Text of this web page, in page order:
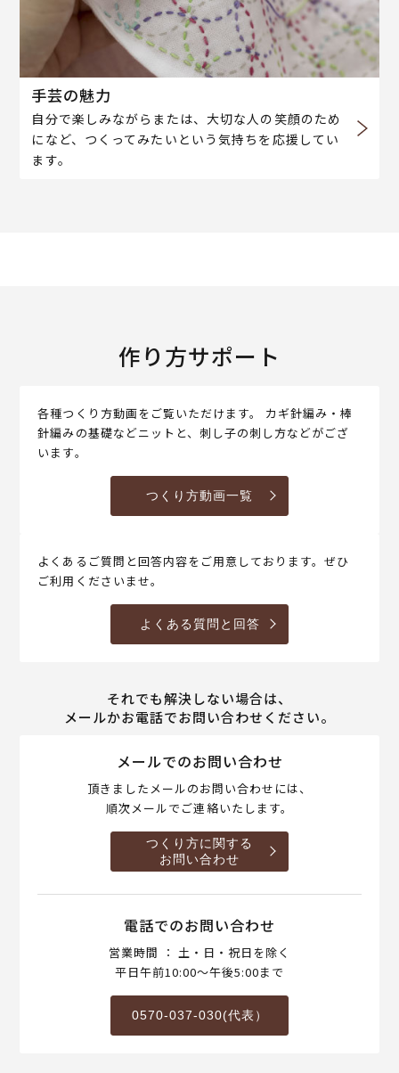
手芸の魅力
自分で楽しみながらまたは、大切な人の笑顔のため
になど、つくってみたいという気持ちを応援してい
ます。
作り方サポート
各種つくり方動画をご覧いただけます。 カギ針編み・棒
針編みの基礎などニットと、刺し子の刺し方などがござ
います。
つくり方動画一覧
よくあるご質問と回答内容をご用意しております。ぜひ
ご利用くださいませ。
よくある質問と回答
それでも解決しない場合は、
メールかお電話でお問い合わせください。
メールでのお問い合わせ
頂きましたメールのお問い合わせには、
順次メールでご連絡いたします。
つくり方に関する
お問い合わせ
電話でのお問い合わせ
営業時間 ： 土・日・祝日を除く
平日午前10:00～午後5:00まで
0570-037-030(代表）